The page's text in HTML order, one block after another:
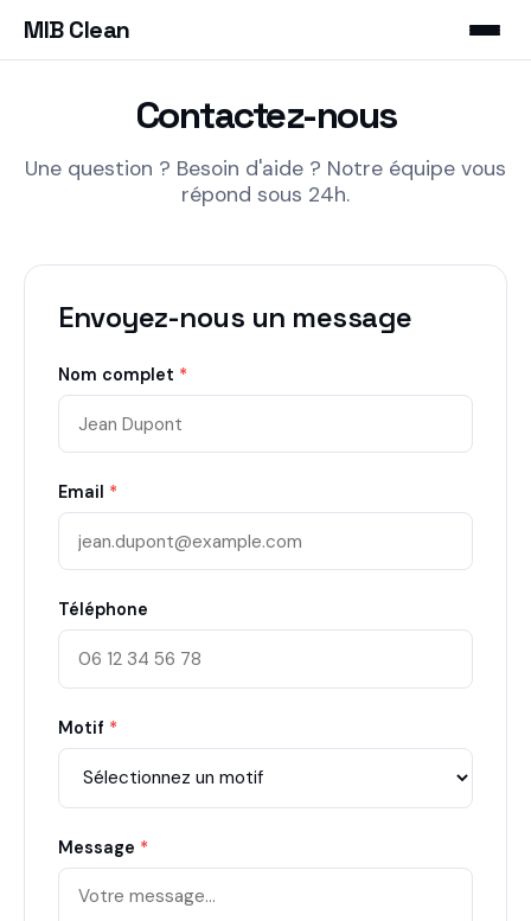
MIB Clean
Contactez-nous
Une question ? Besoin d'aide ? Notre équipe vous
répond sous 24h.
Envoyez-nous un message
Nom complet *
Email *
Téléphone
Motif *
Message *